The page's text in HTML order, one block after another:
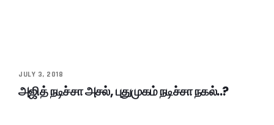
JULY 3, 2018
அஜித் நடிச்சா அசல், புதுமுகம் நடிச்சா நகல்..?